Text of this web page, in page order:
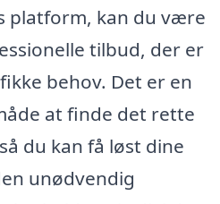
platform, kan du være
tilbud, der er
behov. Det er en
at finde det rette
du kan få løst dine
unødvendig